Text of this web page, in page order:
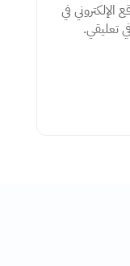
الإلكتروني في
تعليقي.